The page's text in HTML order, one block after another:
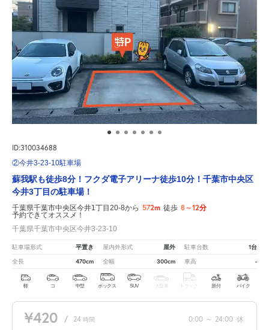
ID:310034688
②今井3-23-10駐車場
蘇我駅も徒歩8分！フクダ電子アリーナ徒歩10分！千葉市中央区
今井3丁目の駐車場！
千葉県千葉市中央区今井1丁目20-8から 572m 徒歩 8～12分
予約できてオススメ！
千葉県千葉市中央区今井3-23-10
駐車場形式 平置き 屋内外形式 屋外 駐車台数 1台
全長 470cm 全幅 300cm 車高 -
軽 コ 中型 ボックス SUV 大型車 トラック 原付 バイク
¥420 / 24 時間 0:00 ～ 24:00 休